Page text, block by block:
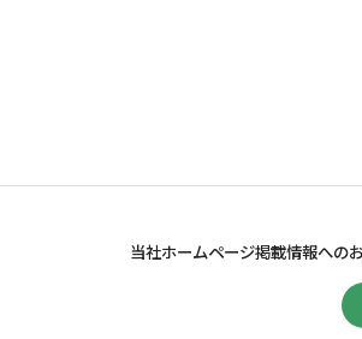
当社ホームページ掲載情報への